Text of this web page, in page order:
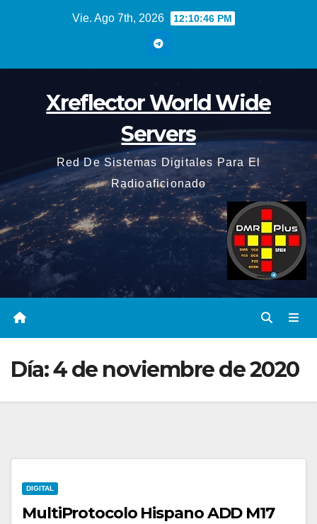
Vie. Ago 7th, 2026 12:10:46 PM
Xreflector World Wide
Servers
Red De Sistemas Digitales Para El
Radioaficionado
Día:4 de noviembre de 2020
DIGITAL
MultiProtocolo Hispano ADD M17